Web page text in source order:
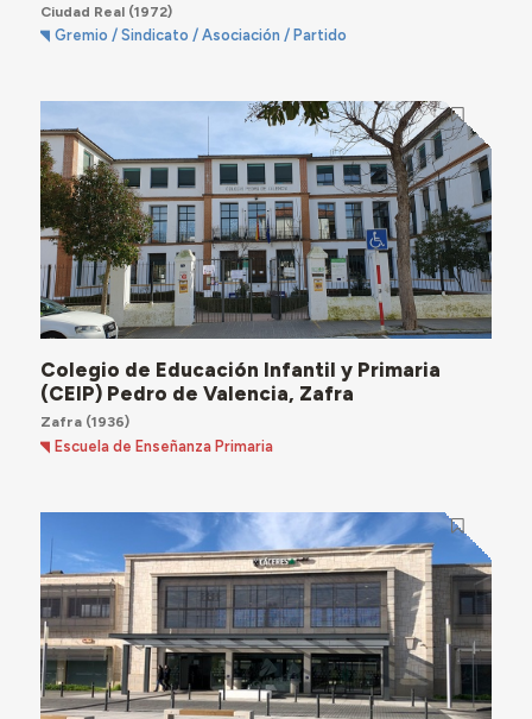
Ciudad Real(1972)
Gremio / Sindicato / Asociación / Partido
Colegio de Educación Infantil y Primaria
(CEIP) Pedro de Valencia, Zafra
Zafra(1936)
Escuela de Enseñanza Primaria